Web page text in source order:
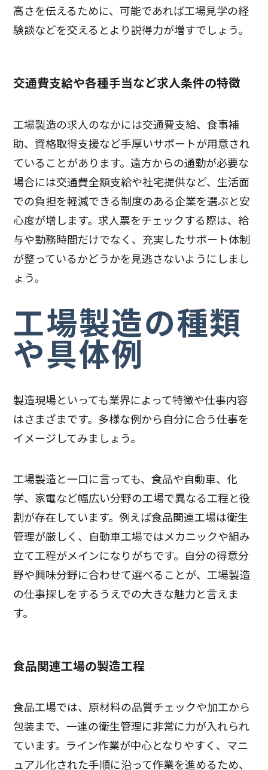
高さを伝えるために、可能であれば工場見学の経
験談などを交えるとより説得力が増すでしょう。
交通費支給や各種手当など求人条件の特徴
工場製造の求人のなかには交通費支給、食事補
助、資格取得支援など手厚いサポートが用意され
ていることがあります。遠方からの通勤が必要な
場合には交通費全額支給や社宅提供など、生活面
での負担を軽減できる制度のある企業を選ぶと安
心度が増します。求人票をチェックする際は、給
与や勤務時間だけでなく、充実したサポート体制
が整っているかどうかを見逃さないようにしまし
ょう。
工場製造の種類
や具体例
製造現場といっても業界によって特徴や仕事内容
はさまざまです。多様な例から自分に合う仕事を
イメージしてみましょう。
工場製造と一口に言っても、食品や自動車、化
学、家電など幅広い分野の工場で異なる工程と役
割が存在しています。例えば食品関連工場は衛生
管理が厳しく、自動車工場ではメカニックや組み
立て工程がメインになりがちです。自分の得意分
野や興味分野に合わせて選べることが、工場製造
の仕事探しをするうえでの大きな魅力と言えま
す。
食品関連工場の製造工程
食品工場では、原材料の品質チェックや加工から
包装まで、一連の衛生管理に非常に力が入れられ
ています。ライン作業が中心となりやすく、マニ
ュアル化された手順に沿って作業を進めるため、